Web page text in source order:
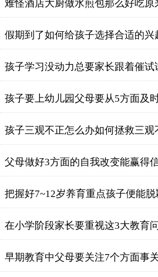
假期到了如何给孩子选择合适的
孩子学习没动力总要家长跟着催
孩子要上幼儿园父母要从5方面及
孩子三观不正怎么办如何拯救三观
父母做好3方面的自我改变能赢得